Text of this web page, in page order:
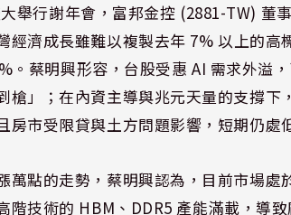
舉行謝年會，富邦金控 (2881-TW) 董
經濟成長雖難以複製去年 7% 以上的
。蔡明興形容，台股受惠 AI 需求外溢
槍」；在內資主導與兆元天量的支撐
房市受限貸與土方問題影響，短期仍處
萬點的走勢，蔡明興認為，目前市場
階技術的 HBM、DDR5 產能滿載，導